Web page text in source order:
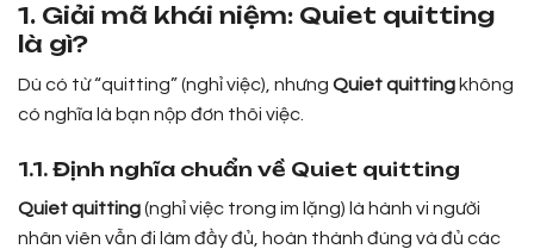
1. Giải mã khái niệm: Quiet quitting
là gì?
Dù có từ “quitting” (nghỉ việc), nhưng Quiet quitting không
có nghĩa là bạn nộp đơn thôi việc.
1.1. Định nghĩa chuẩn về Quiet quitting
Quiet quitting(nghỉ việc trong im lặng) là hành vi người
nhân viên vẫn đi làm đầy đủ, hoàn thành đúng và đủ các